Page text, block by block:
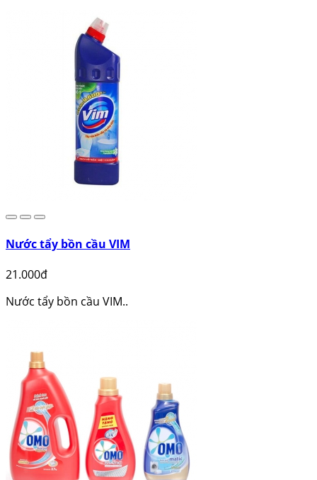
Nước tẩy bồn cầu VIM
21.000đ
Nước tẩy bồn cầu VIM..